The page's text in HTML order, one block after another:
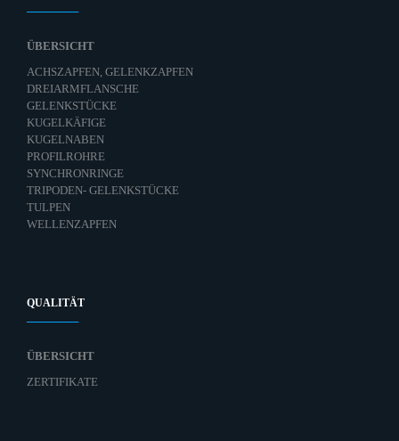
ÜBERSICHT
ACHSZAPFEN, GELENKZAPFEN
DREIARMFLANSCHE
GELENKSTÜCKE
KUGELKÄFIGE
KUGELNABEN
PROFILROHRE
SYNCHRONRINGE
TRIPODEN- GELENKSTÜCKE
TULPEN
WELLENZAPFEN
QUALITÄT
ÜBERSICHT
ZERTIFIKATE